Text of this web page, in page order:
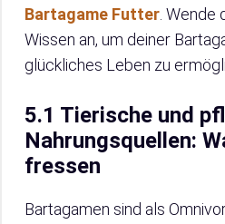
Bartagame Futter .
Wissen an, um deiner
glückliches Leben zu
5.1 Tierische und
Nahrungsquellen:
fressen
Bartagamen sind als